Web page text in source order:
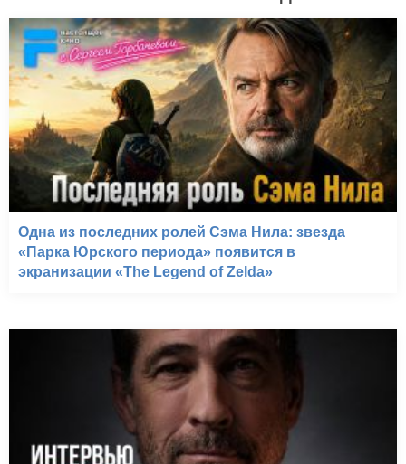
Одна из последних ролей Сэма Нила: звезда
«Парка Юрского периода» появится в
экранизации «The Legend of Zelda»